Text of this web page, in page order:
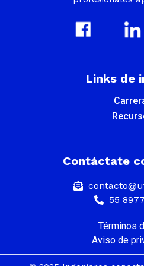
Links de
Contáctate
55
Términos
Aviso de